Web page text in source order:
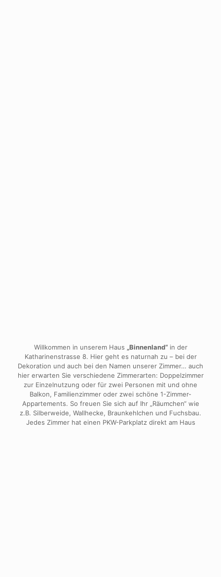
Willkommen in unserem Haus „Binnenland“in der
Katharinenstrasse 8. Hier geht es naturnah zu – bei der
Dekoration und auch bei den Namen unserer Zimmer… auch
hier erwarten Sie verschiedene Zimmerarten: Doppelzimmer
zur Einzelnutzung oder für zwei Personen mit und ohne
Balkon, Familienzimmer oder zwei schöne 1-Zimmer-
Appartements. So freuen Sie sich auf Ihr „Räumchen“ wie
z.B. Silberweide, Wallhecke, Braunkehlchen und Fuchsbau.
Jedes Zimmer hat einen PKW-Parkplatz direkt am Haus